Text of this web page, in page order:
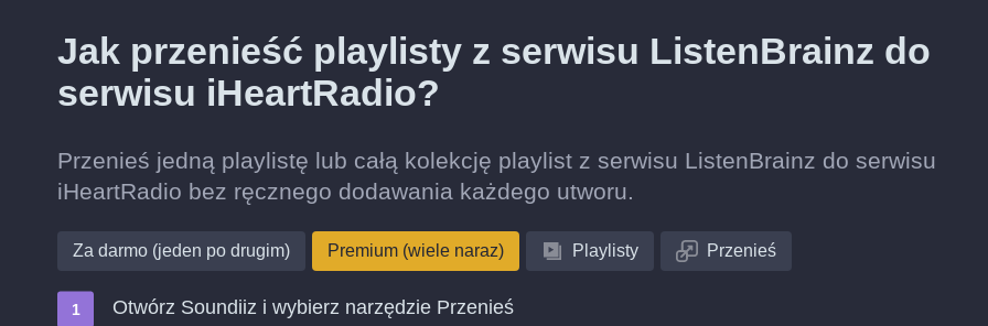
Jak przenieść playlisty z serwisu ListenBrainz do
serwisu iHeartRadio?
Przenieś jedną playlistę lub całą kolekcję playlist z serwisu ListenBrainz do serwisu
iHeartRadio bez ręcznego dodawania każdego utworu.
Za darmo (jeden po drugim) Premium (wiele naraz) Playlisty Przenieś
Otwórz Soundiiz i wybierz narzędzie Przenieś